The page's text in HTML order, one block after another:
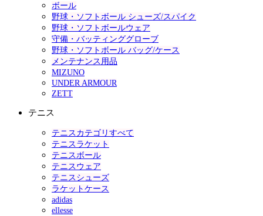
ボール
野球・ソフトボール シューズ/スパイク
野球・ソフトボールウェア
守備・バッティンググローブ
野球・ソフトボール バッグ/ケース
メンテナンス用品
MIZUNO
UNDER ARMOUR
ZETT
テニス
テニスカテゴリすべて
テニスラケット
テニスボール
テニスウェア
テニスシューズ
ラケットケース
adidas
ellesse